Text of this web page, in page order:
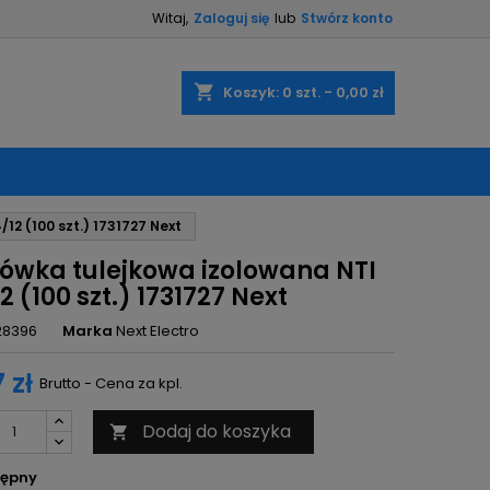
Witaj, Zaloguj się lub Stwórz konto
shopping_cart Koszyk: 0 szt. - 0,00 zł
(100 szt.) 1731727 Next
tulejkowa izolowana NTI
(100 szt.) 1731727 Next
Marka Next Electro
Brutto - Cena za kpl.
 Dodaj do koszyka